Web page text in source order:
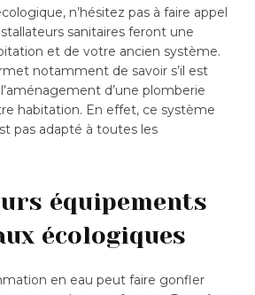
n’hésitez pas à faire appel
sanitaires feront une
et de votre ancien système.
notamment de savoir s’il est
d’une plomberie
habitation. En effet, ce système
pas adapté à toutes les
équipements
écologiques
en eau peut faire gonfler